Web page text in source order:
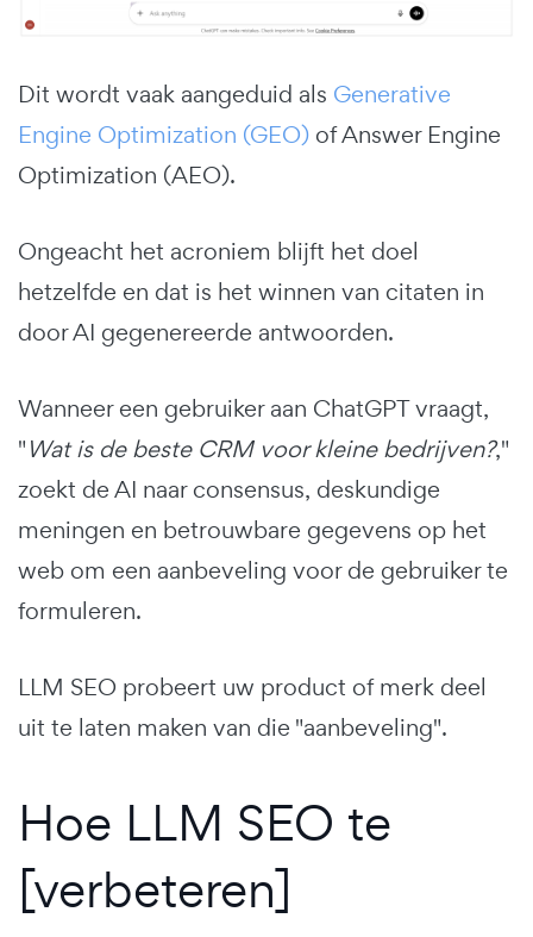
Dit wordt vaak aangeduid als Generative
Engine Optimization (GEO) of Answer Engine
Optimization (AEO).
Ongeacht het acroniem blijft het doel
hetzelfde en dat is het winnen van citaten in
door AI gegenereerde antwoorden.
Wanneer een gebruiker aan ChatGPT vraagt,
"Wat is de beste CRM voor kleine bedrijven?,"
zoekt de AI naar consensus, deskundige
meningen en betrouwbare gegevens op het
web om een aanbeveling voor de gebruiker te
formuleren.
LLM SEO probeert uw product of merk deel
uit te laten maken van die "aanbeveling".
Hoe LLM SEO te
[verbeteren]